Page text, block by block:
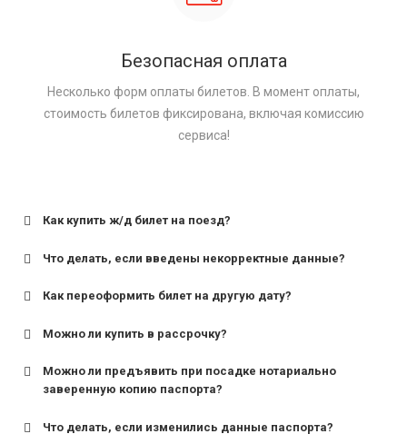
Безопасная оплата
Несколько форм оплаты билетов. В момент оплаты,
стоимость билетов фиксирована, включая комиссию
сервиса!
Как купить ж/д билет на поезд?
Что делать, если введены некорректные данные?
Как переоформить билет на другую дату?
Можно ли купить в рассрочку?
Можно ли предъявить при посадке нотариально
заверенную копию паспорта?
Что делать, если изменились данные паспорта?